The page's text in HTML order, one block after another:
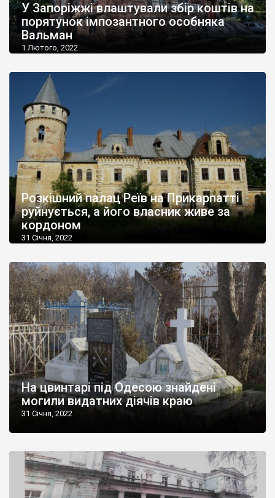
У Запоріжжі влаштували збір коштів на
порятунок імпозантного особняка
Вальман
1 Лютого, 2022
Розкішний палац Реїв на Прикарпатті
руйнується, а його власник живе за
кордоном
31 Січня, 2022
На цвинтарі під Одесою знайдені
могили видатних діячів краю
31 Січня, 2022